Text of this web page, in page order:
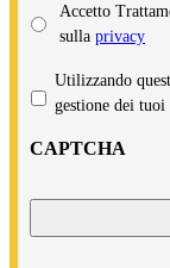
Accetto
sulla privacy
Privacy *
Utilizzando
gestione dei tuoi
CAPTCHA